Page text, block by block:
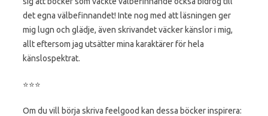
det egna välbefinnandet! Inte nog med att läsningen ger
mig lugn och glädje, även skrivandet väcker känslor i mig,
allt eftersom jag utsätter mina karaktärer för hela
känslospektrat.
⭐️⭐️⭐️
Om du vill börja skriva feelgood kan dessa böcker inspirera: